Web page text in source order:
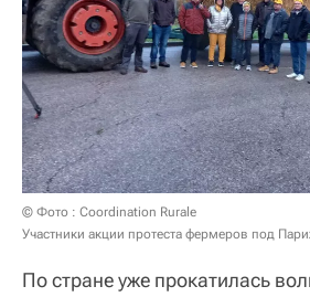
© Фото : Coordination Rurale
Участники акции протеста фермеров под
По стране уже прокатилась